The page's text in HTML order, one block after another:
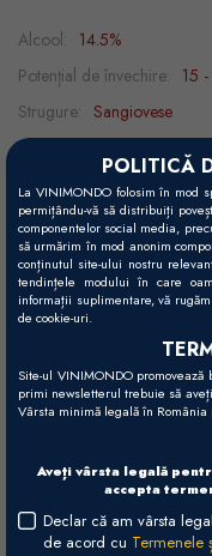
POLITICĂ
La VINIMONDO folosim în mod
permițându-vă să distribuiți
componentelor social media,
să urmărim în mod anonim
conținutul site-ului nostru
tendințele modului în care
informații suplimentare, vă
de cookie-uri.
Site-ul VINIMONDO
primi newsletterul trebuie să
Vârsta minimă legală în
Aveți vârsta legală
accepta
Declar că am vârsta
de acord cu Termenele
Alcool: 14.5%
Potențial de învechire: 15
Strugure: Sangiovese
Recomandări gastronomice:
vită
Decantare: 1h
Temperatură servire:
15 -
Roșu rubiniu intens.
Gustativ
Buchet complex, cu